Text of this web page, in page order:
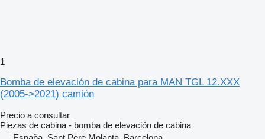
1
Bomba de elevación de cabina para MAN TGL 12.XXX
(2005->2021) camión
Precio a consultar
Piezas de cabina - bomba de elevación de cabina